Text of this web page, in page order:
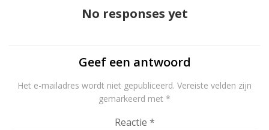
No responses yet
Geef een antwoord
Het e-mailadres wordt niet gepubliceerd. Vereiste velden zijn
gemarkeerd met *
Reactie *